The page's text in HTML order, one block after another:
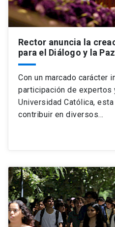
Rector anuncia la
para el Diálogo y la Paz
Con un marcado carácter
participación de expertos
Universidad Católica,
contribuir en diversos…